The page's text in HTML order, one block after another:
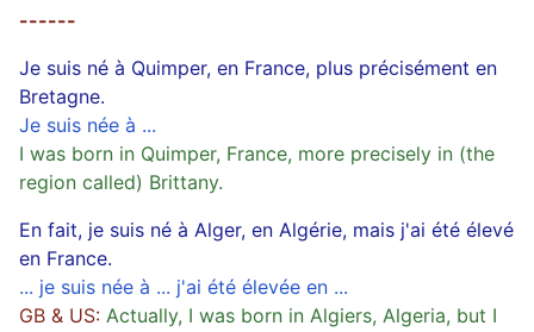
------
Je suis né à Quimper, en France, plus précisément en
Bretagne.
Je suis née à ...
I was born in Quimper, France, more precisely in (the
region called) Brittany.
En fait, je suis né à Alger, en Algérie, mais j'ai été élevé
en France.
... je suis née à ... j'ai été élevée en ...
GB & US: Actually, I was born in Algiers, Algeria, but I